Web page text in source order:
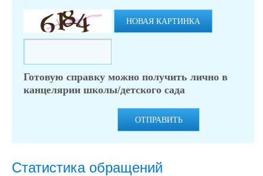
НОВАЯ КАРТИНКА
Готовую справку можно получить лично в
канцелярии школы/детского сада
ОТПРАВИТЬ
Статистика обращений